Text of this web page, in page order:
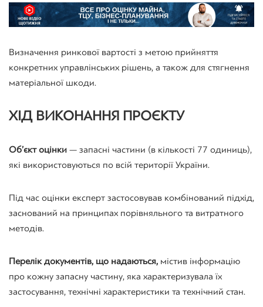
Визначення ринкової вартості з метою прийняття
конкретних управлінських рішень, а також для стягнення
матеріальної шкоди.
ХІД ВИКОНАННЯ ПРОЄКТУ
Об’єкт оцінки — запасні частини (в кількості 77 одиниць),
які використовуються по всій території України.
Під час оцінки експерт застосовував комбінований підхід,
заснований на принципах порівняльного та витратного
методів.
Перелік документів, що надаються, містив інформацію
про кожну запасну частину, яка характеризувала їх
застосування, технічні характеристики та технічний стан.